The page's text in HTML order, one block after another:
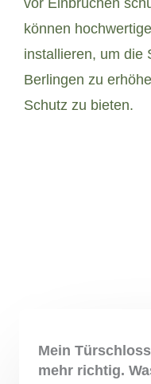
können
installieren, um die
Berlingen zu
Schutz zu bieten.
Mein
mehr richtig.